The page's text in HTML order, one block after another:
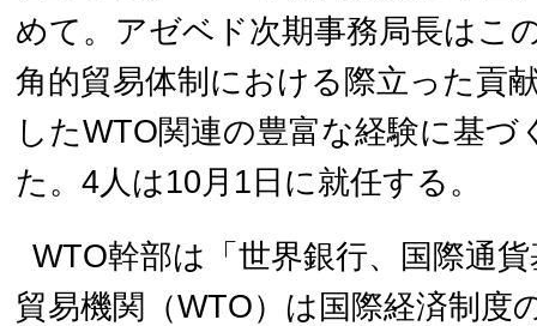
めて。アゼベド次期事務局長はこ
角的貿易体制における際立った貢
したWTO関連の豊富な経験に基づ
た。4人は10月1日に就任する。
WTO幹部は「世界銀行、国際通
貿易機関（WTO）は国際経済制度